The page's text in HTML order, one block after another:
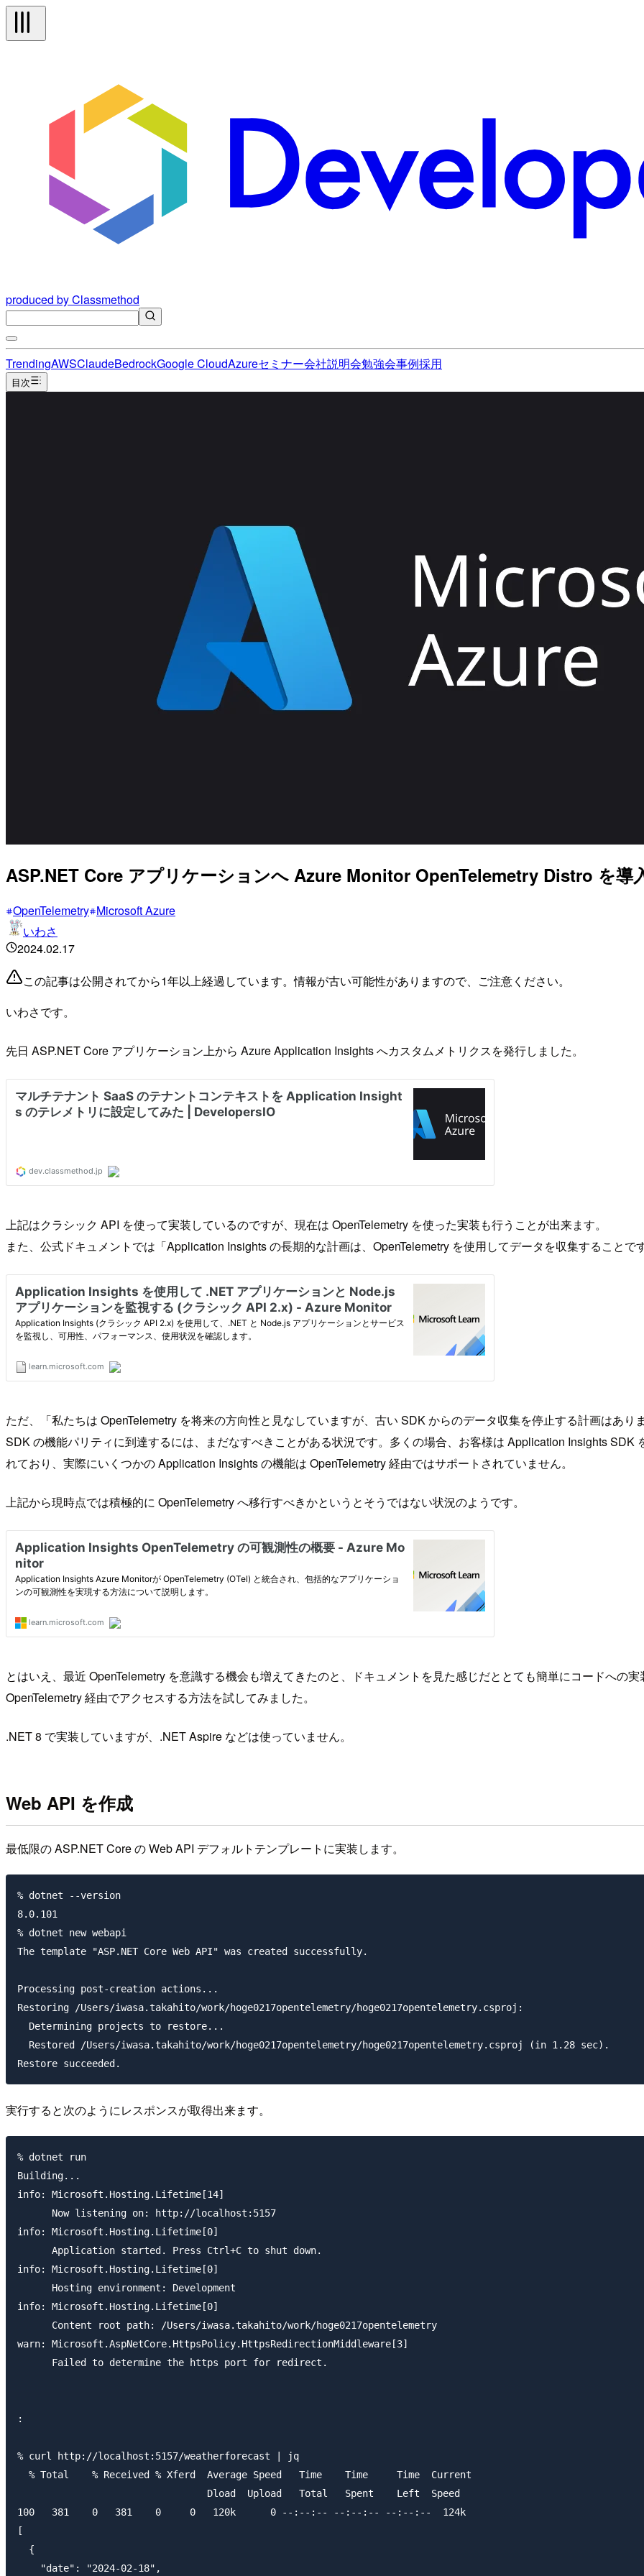
produced by Classmethod
TrendingAWSClaudeBedrockGoogle CloudAzureセミナー会社説明会勉強会事例採用
目次
ASP.NET Core アプリケーションへ Azure Monitor OpenTelemetry Distro を導
OpenTelemetry Microsoft Azure
いわさ
2024.02.17
この記事は公開されてから1年以上経過しています。情報が古い可能性がありますので、ご注意ください。
いわさです。
先日 ASP.NET Core アプリケーション上から Azure Application Insights へカスタムメトリクスを発行しました。
上記はクラシック API を使って実装しているのですが、現在は OpenTelemetry を使った実装も行うことが出来ます。
また、公式ドキュメントでは「Application Insights の長期的な計画は、OpenTelemetry を使用してデータを収集することで
ただ、「私たちは OpenTelemetry を将来の方向性と見なしていますが、古い SDK からのデータ収集を停止する計画はあ
SDK の機能パリティに到達するには、まだなすべきことがある状況です。多くの場合、お客様は Application Insights SDK
れており、実際にいくつかの Application Insights の機能は OpenTelemetry 経由ではサポートされていません。
上記から現時点では積極的に OpenTelemetry へ移行すべきかというとそうではない状況のようです。
とはいえ、最近 OpenTelemetry を意識する機会も増えてきたのと、ドキュメントを見た感じだととても簡単にコードへの
OpenTelemetry 経由でアクセスする方法を試してみました。
.NET 8 で実装していますが、.NET Aspire などは使っていません。
Web API を作成
最低限の ASP.NET Core の Web API デフォルトテンプレートに実装します。
% dotnet --version
8.0.101
% dotnet new webapi
The template "ASP.NET Core Web API" was created successfully.
Processing post-creation actions...
Restoring /Users/iwasa.takahito/work/hoge0217opentelemetry/hoge0217opentelemetry.csproj:
  Determining projects to restore...
  Restored /Users/iwasa.takahito/work/hoge0217opentelemetry/hoge0217opentelemetry.csproj (in 1.28 sec).
実行すると次のようにレスポンスが取得出来ます。
% dotnet run
Building...
info: Microsoft.Hosting.Lifetime[14]
      Now listening on: http://localhost:5157
info: Microsoft.Hosting.Lifetime[0]
      Application started. Press Ctrl+C to shut down.
info: Microsoft.Hosting.Lifetime[0]
      Hosting environment: Development
info: Microsoft.Hosting.Lifetime[0]
      Content root path: /Users/iwasa.takahito/work/hoge0217opentelemetry
warn: Microsoft.AspNetCore.HttpsPolicy.HttpsRedirectionMiddleware[3]
      Failed to determine the https port for redirect.
:
% curl http://localhost:5157/weatherforecast | jq
  % Total    % Received % Xferd  Average Speed   Time    Time     Time  Current
                                 Dload  Upload   Total   Spent    Left  Speed
100   381    0   381    0     0   120k      0 --:--:-- --:--:-- --:--:--  124k
[
  {
    "date": "2024-02-18",